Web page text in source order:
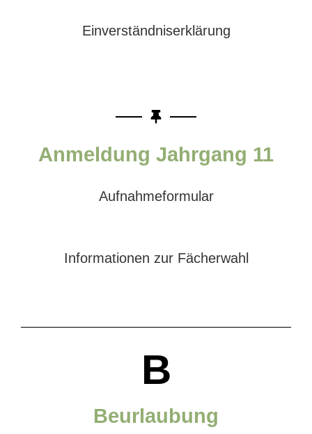
Einverständniserklärung
Anmeldung Jahrgang 11
Aufnahmeformular
Informationen zur Fächerwahl
B
Beurlaubung